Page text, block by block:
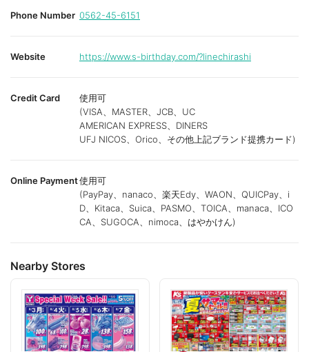
Phone Number 0562-45-6151
Website https://www.s-birthday.com/?linechirashi
Credit Card
使用可
(VISA、MASTER、JCB、UC
AMERICAN EXPRESS、DINERS
UFJ NICOS、Orico、その他上記ブランド提携カード)
Online Payment使用可
(PayPay、nanaco、楽天Edy、WAON、QUICPay、i
D、Kitaca、Suica、PASMO、TOICA、manaca、ICO
CA、SUGOCA、nimoca、はやかけん)
Nearby Stores